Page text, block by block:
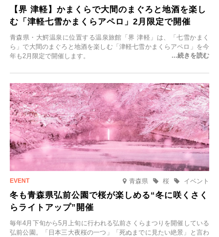
【界 津軽】かまくらで大間のまぐろと地酒を楽し
む「津軽七雪かまくらアペロ」2月限定で開催
青森県・大鰐温泉に位置する温泉旅館「界 津軽」は、「七雪かまく
ら」で大間のまぐろと地酒を楽しむ「津軽七雪かまくらアペロ」を今
年も2月限定で開催します。
青森県 イベント
桜
冬も青森県弘前公園で桜が楽しめる“冬に咲くさく
らライトアップ”開催
毎年4月下旬から5月上旬に行われる弘前さくらまつりを開催している
弘前公園。「日本三大夜桜の一つ」「死ぬまでに見たい絶景」と言わ